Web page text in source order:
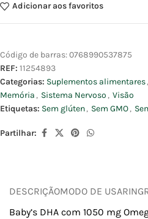
Adicionar aos favoritos
Código de barras:0768990537875
REF: 11254893
Categorias: Suplementos alimentares,
Memória , Sistema Nervoso , Visão
Etiquetas: Sem glúten, Sem GMO,
Partilhar:
DESCRIÇÃOMODO DE USAR
Baby’s DHA com 1050 mg